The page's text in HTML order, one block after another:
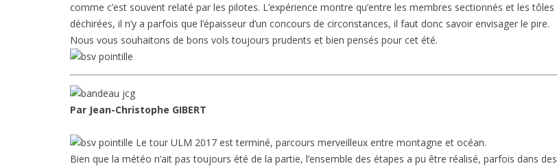
comme c’est souvent relaté par les pilotes. L’expérience montre qu’entre les membres sectionnés et les tôles
déchirées, il n’y a parfois que l’épaisseur d’un concours de circonstances, il faut donc savoir envisager le pire.
Nous vous souhaitons de bons vols toujours prudents et bien pensés pour cet été.
Par Jean-Christophe GIBERT
Le tour ULM 2017 est terminé, parcours merveilleux entre montagne et océan.
Bien que la météo n’ait pas toujours été de la partie, l’ensemble des étapes a pu être réalisé, parfois dans des